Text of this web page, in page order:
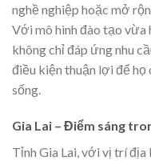
nghề nghiệp hoặc mở
Với mô hình đào tạo vừa
không chỉ đáp ứng nhu
điều kiện thuận lợi để họ
sống.
Gia Lai – Điểm sáng
Tỉnh Gia Lai, với vị trí